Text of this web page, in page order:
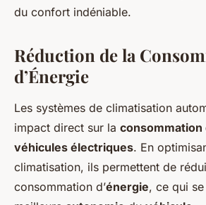
du confort indéniable.
Réduction de la
d’Énergie
Les systèmes de climatisation
impact direct sur la consommation
véhicules électriques. En
climatisation, ils permettent de
consommation d’énergie, ce qui